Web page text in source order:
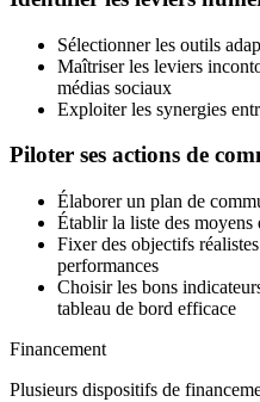
Sélectionner les outils
Maîtriser les leviers
médias sociaux
Exploiter les synergies
Piloter ses actions de
Élaborer un plan de
Établir la liste des moyens
Fixer des objectifs
performances
Choisir les bons
tableau de bord efficace
Financement
Plusieurs dispositifs de